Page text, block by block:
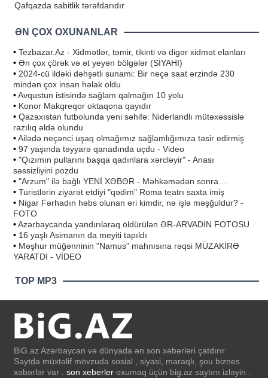
Qafqazda sabitlik tərəfdarıdır
ƏN ÇOX OXUNANLAR
• Tezbazar.Az - Xidmətlər, təmir, tikinti və digər xidmət elanları
• Ən çox çörək və ət yeyən bölgələr (SİYAHI)
• 2024-cü ildəki dəhşətli sunami: Bir neçə saat ərzində 230
mindən çox insan həlak oldu
•Avqustun istisində sağlam qalmağın 10 yolu
• Konor Makqreqor oktaqona qayıdır
• Qazaxıstan futbolunda yeni səhifə: Niderlandlı mütəxəssislə
razılıq əldə olundu
•Ailədə neçənci uşaq olmağımız sağlamlığımıza təsir edirmiş
• 97 yaşında təyyarə qanadında uçdu - Video
• "Qızımın pullarını başqa qadınlara xərcləyir" - Anası
səssizliyini pozdu
• "Arzum" ilə bağlı YENİ XƏBƏR - Məhkəmədən sonra…
• Turistlərin ziyarət etdiyi "qədim" Roma teatrı saxta imiş
• Nigar Fərhadın həbs olunan əri kimdir, nə işlə məşğuldur? -
FOTO
•Azərbaycanda yandırılaraq öldürülən ƏR-ARVADIN FOTOSU
• 16 yaşlı Asimanın da meyiti tapıldı
• Məşhur müğənninin "Namus" mahnısına rəqsi MÜZAKİRƏ
YARATDI - VİDEO
TOP MP3
BiG.az Azərbaycan və dünyada ən son xəbərləri çatdırır.
Saytda müxtəlif mövzuda sosial , siyasi, maraqlı, şou biznes
xəbərlər var . son xeberler oxumaq üçün big.az saytını izləyin .